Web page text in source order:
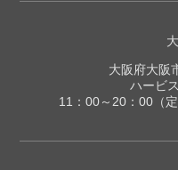
大阪府大阪
ハービ
11：00～20：00（